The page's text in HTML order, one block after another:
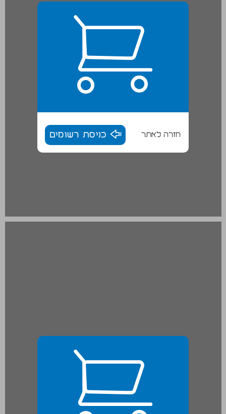
חזרה לאתר כניסת רשומים
פרק 1. סולל בונה: יעקב שמשון שפירא ... 21